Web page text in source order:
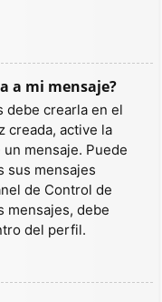
a mi mensaje?
debe crearla en el
creada, active la
mensaje. Puede
sus mensajes
de Control de
mensajes, debe
del perfil.